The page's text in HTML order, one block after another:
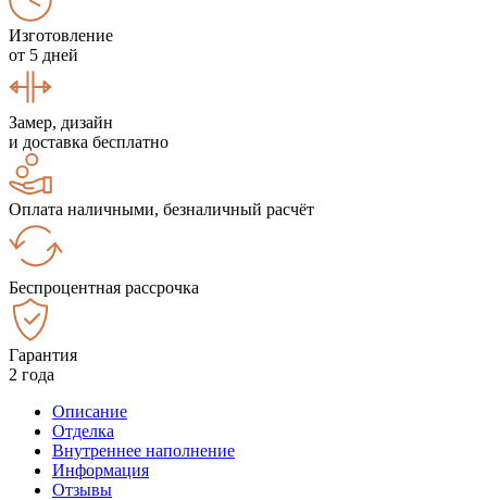
Изготовление
от 5 дней
Замер, дизайн
и доставка бесплатно
Оплата наличными, безналичный расчёт
Беспроцентная рассрочка
Гарантия
2 года
Описание
Отделка
Внутреннее наполнение
Информация
Отзывы